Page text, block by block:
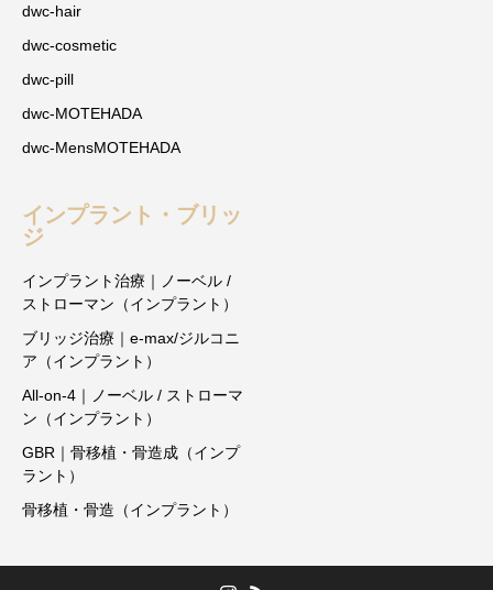
dwc-hair
dwc-cosmetic
dwc-pill
dwc-MOTEHADA
dwc-MensMOTEHADA
インプラント・ブリッ
ジ
インプラント治療｜ノーベル /
ストローマン（インプラント）
ブリッジ治療｜e-max/ジルコニ
ア（インプラント）
All-on-4｜ノーベル / ストローマ
ン（インプラント）
GBR｜骨移植・骨造成（インプ
ラント）
骨移植・骨造（インプラント）